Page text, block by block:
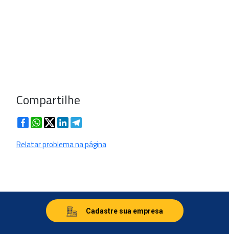
Compartilhe
FacebookWhatsApp
TwitterLinkedIn
Relatar problema na página
Cadastre sua empresa